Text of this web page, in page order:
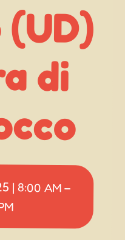
di
| 8:00 AM–